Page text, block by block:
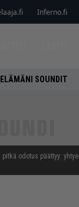
Inferno.fi
ELÄMÄNI SOUNDIT
pitkä odotus päättyy: yhtye